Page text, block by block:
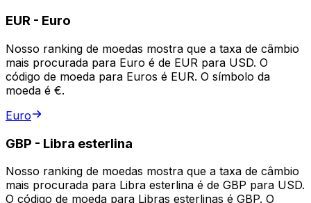
EUR - Euro
Nosso ranking de moedas mostra que a taxa de câmbio
mais procurada para Euro é de EUR para USD. O
código de moeda para Euros é EUR. O símbolo da
moeda é €.
Euro
GBP - Libra esterlina
Nosso ranking de moedas mostra que a taxa de câmbio
mais procurada para Libra esterlina é de GBP para USD.
O código de moeda para Libras esterlinas é GBP. O